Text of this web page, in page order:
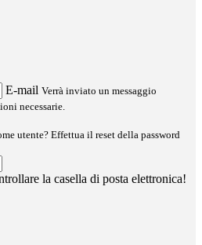
E-mail Verrà inviato un messaggio
necessarie.
utente? Effettua il reset della password
la casella di posta elettronica!